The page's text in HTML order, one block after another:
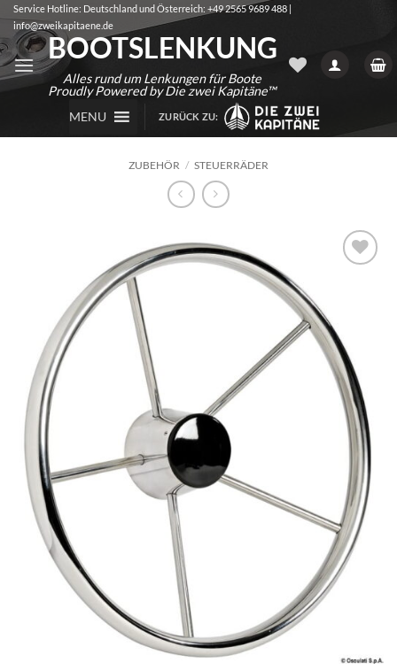
Zum
Inhalt
springen
Service Hotline: Deutschland und Österreich: +49 2565 9689 488 |
info@zweikapitaene.de
BOOTSLENKUNG
Alles rund um Lenkungen für Boote
Proudly Powered by Die zwei Kapitäne™
MENU
ZURÜCK ZU:
ZUBEHÖR / STEUERRÄDER
Wunschliste